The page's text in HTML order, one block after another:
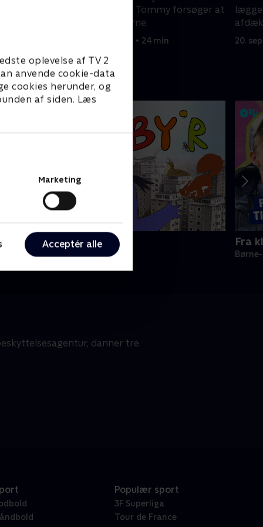
oplevelse af TV 2
anvende cookie-data
cookies herunder, og
af siden. Læs
Marketing
Acceptér alle
mistanke for Mia. Tommy forsøger at
imponere vloggerne.
20. september 2023 • 24 min 20.
i by'r
underholdning • 1 sæsoner
Fra
danner tre
Populær sport
3F Superliga
Tour de France